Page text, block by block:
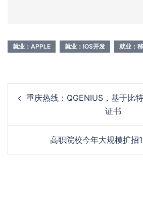
就业：APPLE 就业：IOS开发 就业：
navigation
重庆热线：QGENIUS，基于比
证书
高职院校今年大规模扩招